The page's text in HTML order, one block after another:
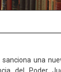
sanciona una